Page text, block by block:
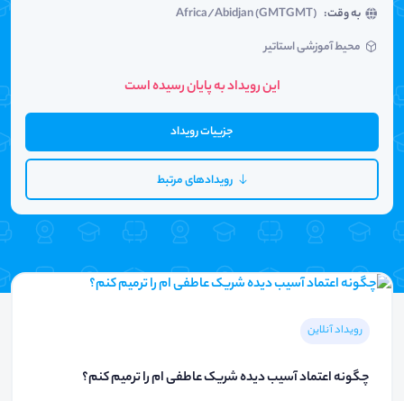
به وقت:
Africa/Abidjan (GMTGMT)
محیط آموزشی استاتیر
این رویداد به پایان رسیده است
جزییات رویداد
رویدادهای مرتبط
رویداد آنلاین
چگونه اعتماد آسیب دیده شریک عاطفی ام را ترمیم کنم؟